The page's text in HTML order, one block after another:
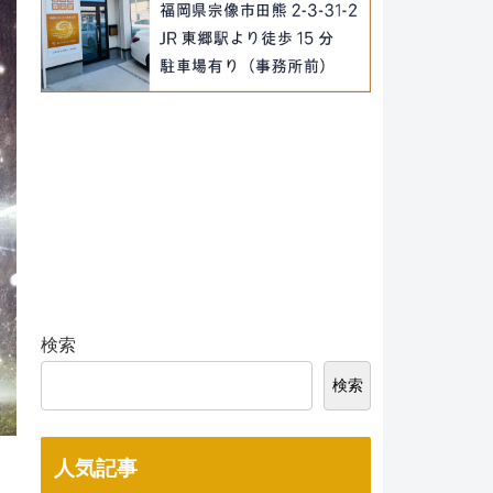
検索
検索
人気記事